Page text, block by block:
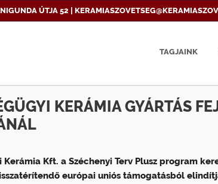
ÚTJA 52 |
TAGJAINK
KERÁMIA GYÁRTÁS
Kerámia Kft. a Széchenyi Terv Plusz program
európai uniós támogatásból